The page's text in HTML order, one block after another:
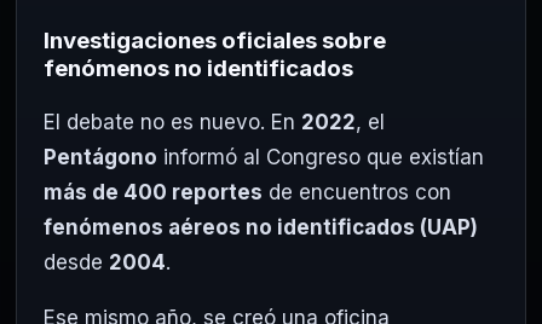
Investigaciones oficiales sobre
fenómenos no identificados
El debate no es nuevo. En 2022, el
Pentágono informó al Congreso que existían
más de 400 reportes de encuentros con
fenómenos aéreos no identificados (UAP)
desde 2004.
Ese mismo año, se creó una oficina